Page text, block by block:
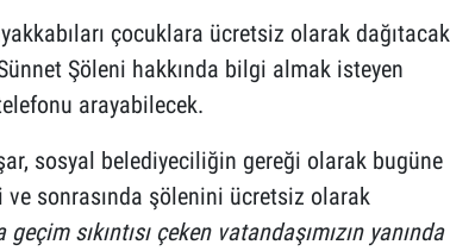
çocuklara ücretsiz olarak dağıtacak
Şöleni hakkında bilgi almak isteyen
arayabilecek.
sosyal belediyeciliğin gereği olarak bugüne
sonrasında şölenini ücretsiz olarak
geçim sıkıntısı çeken vatandaşımızın yanında